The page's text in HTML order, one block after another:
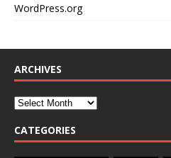
WordPress.org
ARCHIVES
CATEGORIES